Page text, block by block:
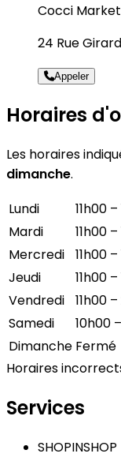
Cocci Market
24 Rue
Appeler
Horaires
Les horaires
dimanche.
Lundi
11h00
Mardi
11h00
Mercredi
11h00
Jeudi
11h00
Vendredi
11h00
Samedi
10h00
Dimanche Fermé
Horaires
Services
SHOPINSHOP